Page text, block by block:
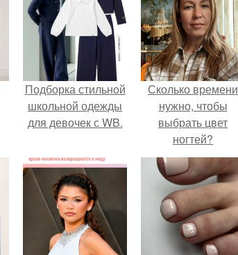
Подборка стильной
школьной одежды
для девочек с WB.
Сколько времени
нужно, чтобы
выбрать цвет
ногтей?